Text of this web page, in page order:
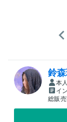
鈴
本
イ
総販